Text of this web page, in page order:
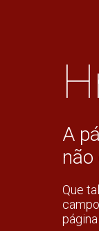
A
não
Que